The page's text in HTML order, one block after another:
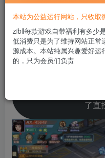
立
客户端下载
游戏进不去联系重
了直
本站为公益运行网站，只收取
zibll每款游戏自带福利有多少
低消费只是为了维持网站正
源成本。本站纯属兴趣爱好
的，只为会员们负责